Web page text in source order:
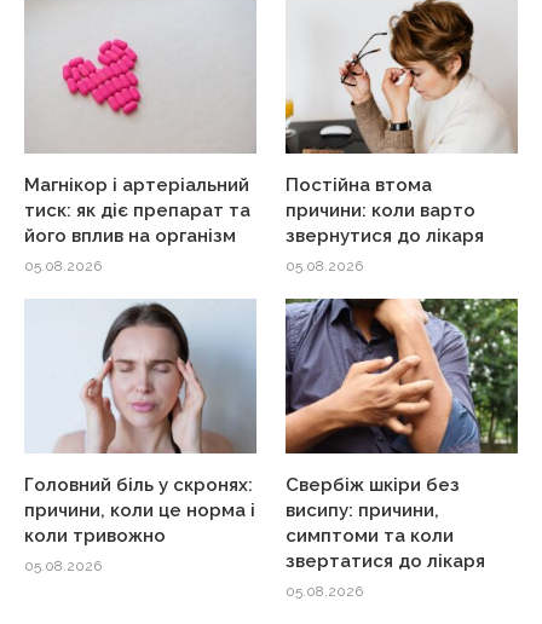
Магнікор і артеріальний
тиск: як діє препарат та
його вплив на організм
05.08.2026
Постійна втома
причини: коли варто
звернутися до лікаря
05.08.2026
Головний біль у скронях:
причини, коли це норма і
коли тривожно
05.08.2026
Свербіж шкіри без
висипу: причини,
симптоми та коли
звертатися до лікаря
05.08.2026